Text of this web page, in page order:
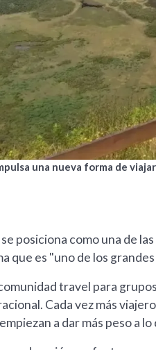
una nueva forma de
posiciona como una de
que es "uno de los
travel para
Cada vez más
a dar más peso a lo